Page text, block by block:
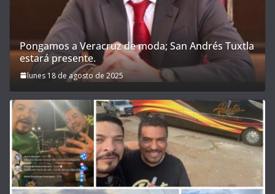
Pongamos a Veracruz de moda; San Andrés Tuxtla
estará presente.
lunes 18 de agosto de 2025